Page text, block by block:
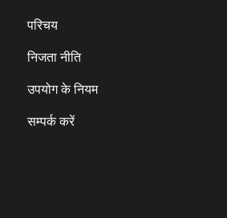
परिचय
निजता नीति
उपयोग के नियम
सम्पर्क करें